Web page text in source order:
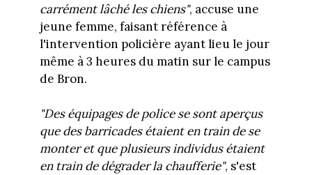
carrément lâché les chiens", accuse une
jeune femme, faisant référence à
l'intervention policière ayant lieu le jour
même à 3 heures du matin sur le campus
de Bron.
"Des équipages de police se sont aperçus
que des barricades étaient en train de se
monter et que plusieurs individus étaient
en train de dégrader la chaufferie", s'est